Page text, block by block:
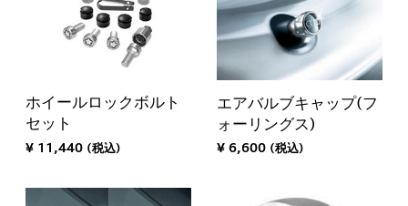
ホイールロックボルト
セット
¥ 11,440 (税込)
エアバルブキャップ(フ
ォーリングス)
¥ 6,600 (税込)